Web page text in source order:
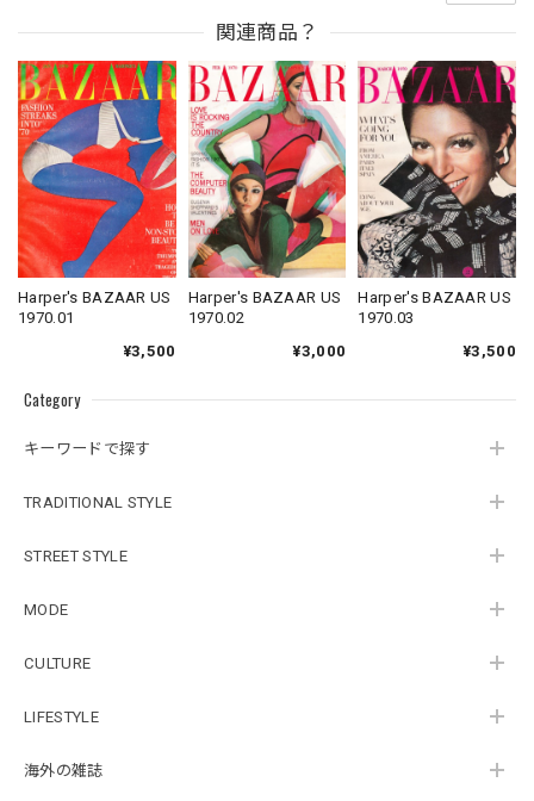
Category
キーワードで探す
TRADITIONAL STYLE
STREET STYLE
MODE
CULTURE
LIFESTYLE
海外の雑誌
関連商品？
Harper's BAZAAR US
1970.01
¥3,500
Harper's BAZAAR US
1970.02
¥3,000
Harper's BAZAAR US
1970.03
¥3,500